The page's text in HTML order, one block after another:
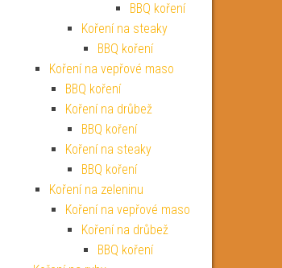
BBQ koření
Koření na steaky
BBQ koření
Koření na vepřové maso
BBQ koření
Koření na drůbež
BBQ koření
Koření na steaky
BBQ koření
Koření na zeleninu
Koření na vepřové maso
Koření na drůbež
BBQ koření